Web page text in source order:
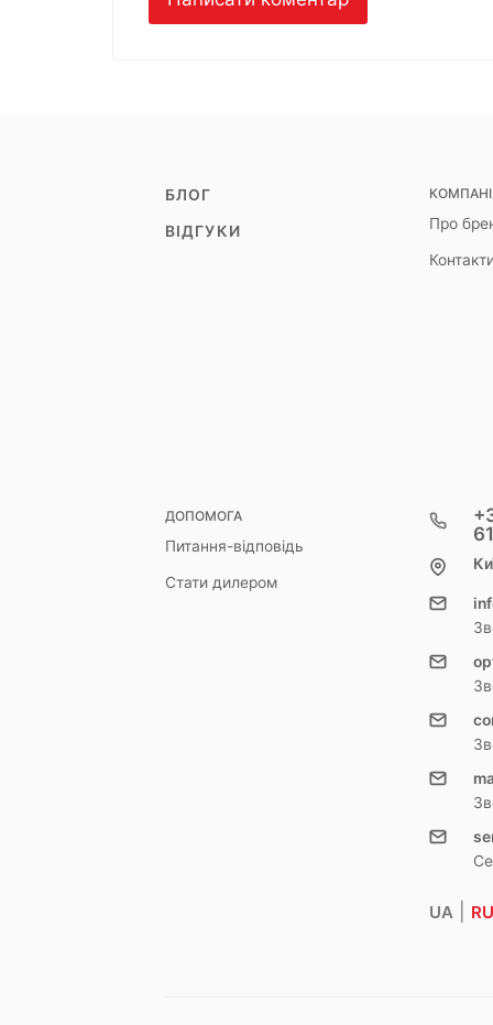
БЛОГ
ВІДГУКИ Про
ДОПОМОГА
Питання-відповідь
Стати дилером
61
UA RU